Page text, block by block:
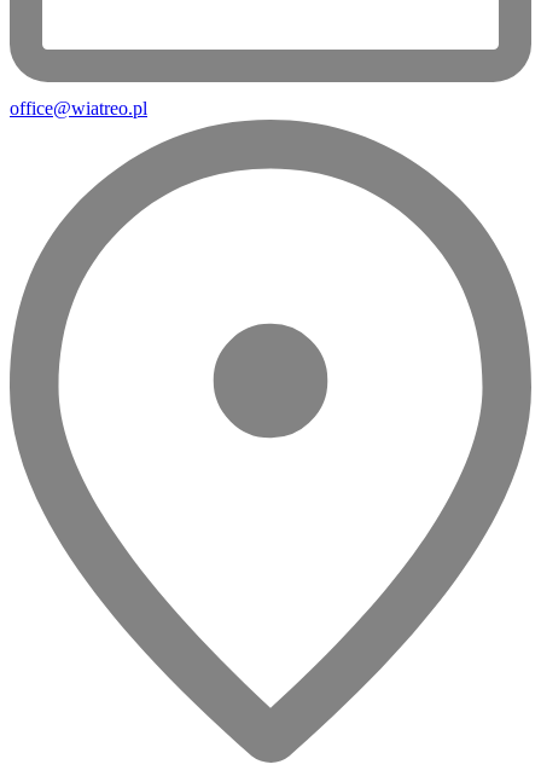
office@wiatreo.pl